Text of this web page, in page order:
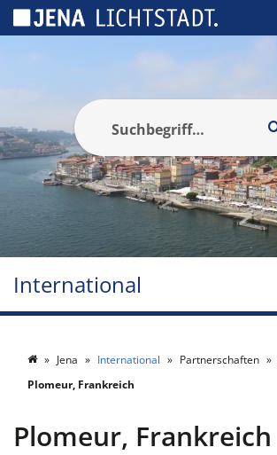
International
Jena International Partnerschaften
Plomeur, Frankreich
Plomeur, Frankreich
Cookie-Einstellungen